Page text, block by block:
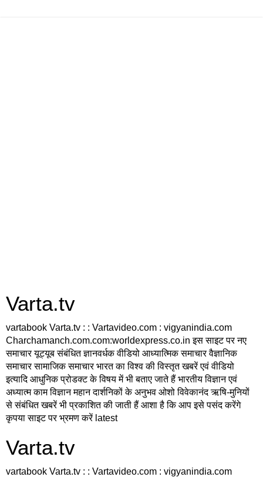
Varta.tv
vartabook Varta.tv : : Vartavideo.com : vigyanindia.com
Charchamanch.com.com:worldexpress.co.in इस साइट पर नए
समाचार यूट्यूब संबंधित ज्ञानवर्धक वीडियो आध्यात्मिक समाचार वैज्ञानिक
समाचार सामाजिक समाचार भारत का विश्व की विस्तृत खबरें एवं वीडियो
इत्यादि आधुनिक प्रोडक्ट के विषय में भी बताए जाते हैं भारतीय विज्ञान एवं
अध्यात्म काम विज्ञान महान दार्शनिकों के अनुभव ओशो विवेकानंद ऋषि-मुनियों
से संबंधित खबरें भी प्रकाशित की जाती हैं आशा है कि आप इसे पसंद करेंगे
कृपया साइट पर भ्रमण करें latest
Varta.tv
vartabook Varta.tv : : Vartavideo.com : vigyanindia.com